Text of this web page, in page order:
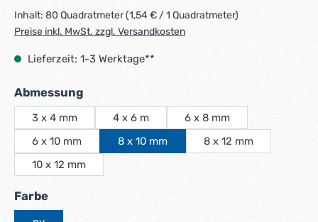
Inhalt: 80 Quadratmeter(1,54 € / 1 Quadratmeter)
Preise inkl. MwSt. zzgl. Versandkosten
Lieferzeit: 1-3 Werktage**
Abmessung
3 x 4 mm 4 x 6 m
6 x 8 mm
6 x 10 mm
8 x 10 mm
8 x 12 mm
10 x 12 mm
Farbeauswählen